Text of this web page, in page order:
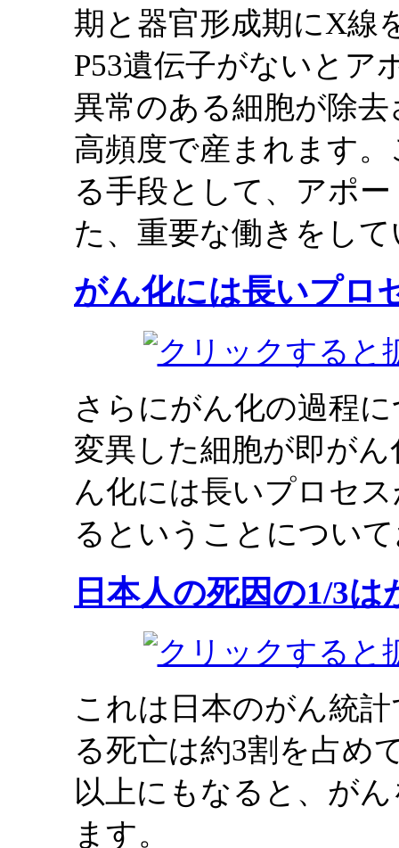
期と器官形成期にX線
P53遺伝子がないとア
異常のある細胞が除
高頻度で産まれます
る手段として、アポ
た、重要な働きをし
がん化には長いプロ
さらにがん化の過程
変異した細胞が即が
ん化には長いプロセ
るということについ
日本人の死因の1/3は
これは日本のがん統
る死亡は約3割を占め
以上にもなると、が
ます。